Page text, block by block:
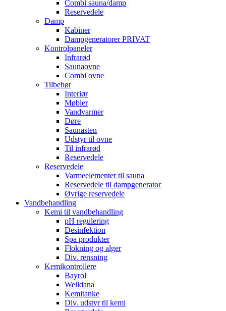
Combi sauna/damp
Reservedele
Damp
Kabiner
Dampgeneratorer PRIVAT
Kontrolpaneler
Infrarød
Saunaovne
Combi ovne
Tilbehør
Interiør
Møbler
Vandvarmer
Døre
Saunasten
Udstyr til ovne
Til infrarød
Reservedele
Reservedele
Varmeelementer til sauna
Reservedele til dampgenerator
Øvrige reservedele
Vandbehandling
Kemi til vandbehandling
pH regulering
Desinfektion
Spa produkter
Flokning og alger
Div. rensning
Kemikontrollere
Bayrol
Welldana
Kemitanke
Div. udstyr til kemi